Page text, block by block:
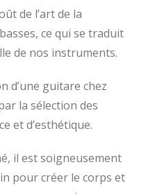
de l’art de la
ce qui se traduit
de nos instruments.
d’une guitare chez
la sélection des
et d’esthétique.
il est soigneusement
pour créer le corps et